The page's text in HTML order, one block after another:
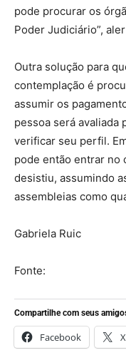
pode procurar os
Poder Judiciário”,
Outra solução para
contemplação é
assumir os
pessoa será avaliada
verificar seu perfil.
pode então entrar no
desistiu, assumindo
assembleias como
Gabriela Ruic
Fonte:
Compartilhe com seus
Facebook X